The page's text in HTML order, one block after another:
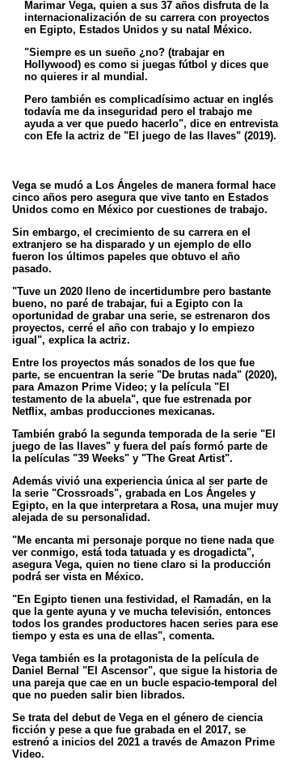
Marimar Vega, quien a sus 37 años disfruta de la
internacionalización de su carrera con proyectos
en Egipto, Estados Unidos y su natal México.
"Siempre es un sueño ¿no? (trabajar en
Hollywood) es como si juegas fútbol y dices que
no quieres ir al mundial.
Pero también es complicadísimo actuar en inglés
todavía me da inseguridad pero el trabajo me
ayuda a ver que puedo hacerlo", dice en entrevista
con Efe la actriz de "El juego de las llaves" (2019).
Vega se mudó a Los Ángeles de manera formal hace
cinco años pero asegura que vive tanto en Estados
Unidos como en México por cuestiones de trabajo.
Sin embargo, el crecimiento de su carrera en el
extranjero se ha disparado y un ejemplo de ello
fueron los últimos papeles que obtuvo el año
pasado.
"Tuve un 2020 lleno de incertidumbre pero bastante
bueno, no paré de trabajar, fui a Egipto con la
oportunidad de grabar una serie, se estrenaron dos
proyectos, cerré el año con trabajo y lo empiezo
igual", explica la actriz.
Entre los proyectos más sonados de los que fue
parte, se encuentran la serie "De brutas nada" (2020),
para Amazon Prime Video; y la película "El
testamento de la abuela", que fue estrenada por
Netflix, ambas producciones mexicanas.
También grabó la segunda temporada de la serie "El
juego de las llaves" y fuera del país formó parte de
la películas "39 Weeks" y "The Great Artist".
Además vivió una experiencia única al ser parte de
la serie "Crossroads", grabada en Los Ángeles y
Egipto, en la que interpretara a Rosa, una mujer muy
alejada de su personalidad.
"Me encanta mi personaje porque no tiene nada que
ver conmigo, está toda tatuada y es drogadicta",
asegura Vega, quien no tiene claro si la producción
podrá ser vista en México.
"En Egipto tienen una festividad, el Ramadán, en la
que la gente ayuna y ve mucha televisión, entonces
todos los grandes productores hacen series para ese
tiempo y esta es una de ellas", comenta.
Vega también es la protagonista de la película de
Daniel Bernal "El Ascensor", que sigue la historia de
una pareja que cae en un bucle espacio-temporal del
que no pueden salir bien librados.
Se trata del debut de Vega en el género de ciencia
ficción y pese a que fue grabada en el 2017, se
estrenó a inicios del 2021 a través de Amazon Prime
Video.